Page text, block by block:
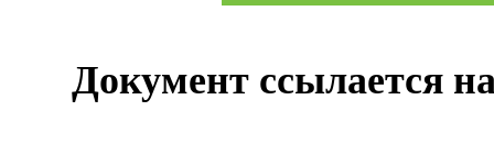
Документ ссылается